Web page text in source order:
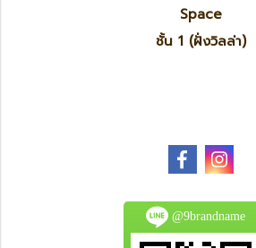
Space
ชั้น 1 (ฝั่งวิลล่า)
@9brandname